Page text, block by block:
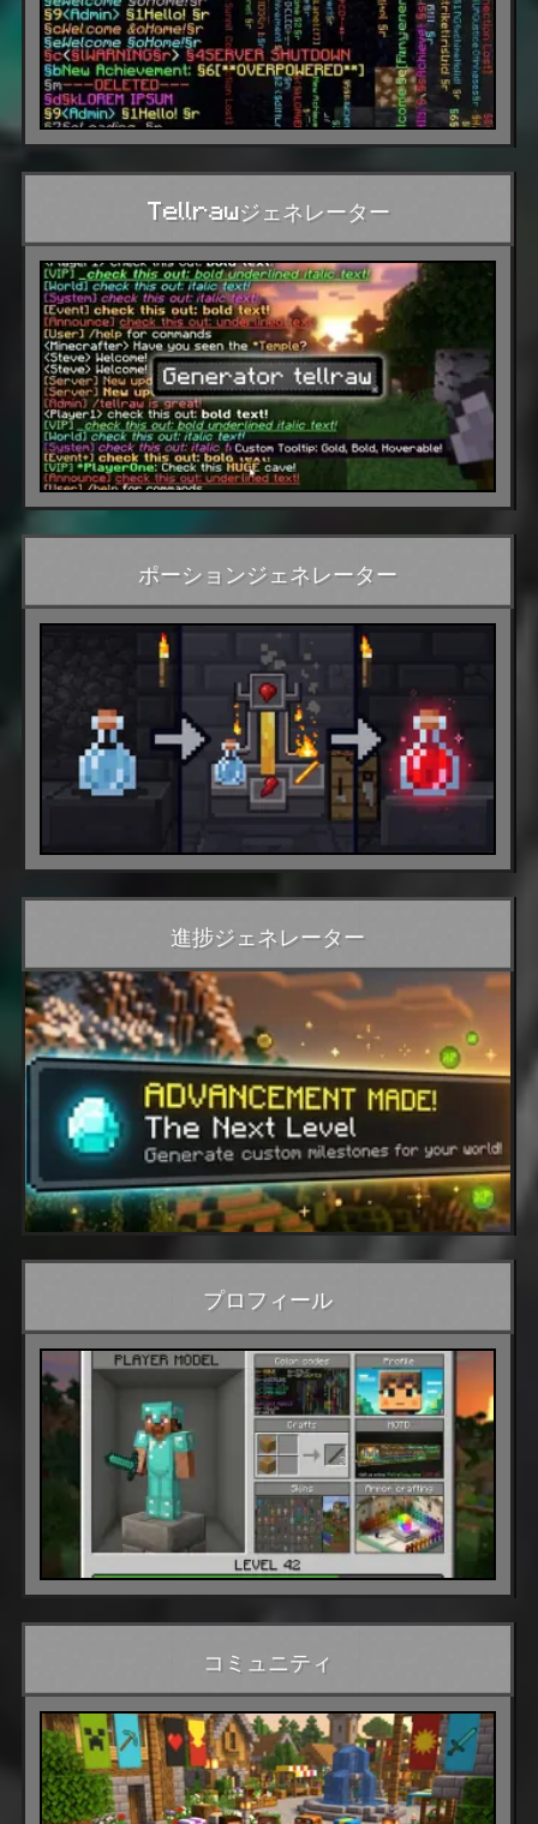
Tellrawジェネレーター
ポーションジェネレーター
進捗ジェネレーター
プロフィール
コミュニティ